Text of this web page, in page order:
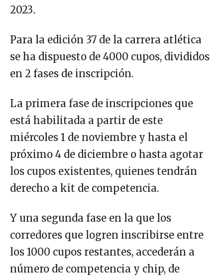
2023.
Para la edición 37 de la carrera atlética
se ha dispuesto de 4000 cupos, divididos
en 2 fases de inscripción.
La primera fase de inscripciones que
está habilitada a partir de este
miércoles 1 de noviembre y hasta el
próximo 4 de diciembre o hasta agotar
los cupos existentes, quienes tendrán
derecho a kit de competencia.
Y una segunda fase en la que los
corredores que logren inscribirse entre
los 1000 cupos restantes, accederán a
número de competencia y chip, de